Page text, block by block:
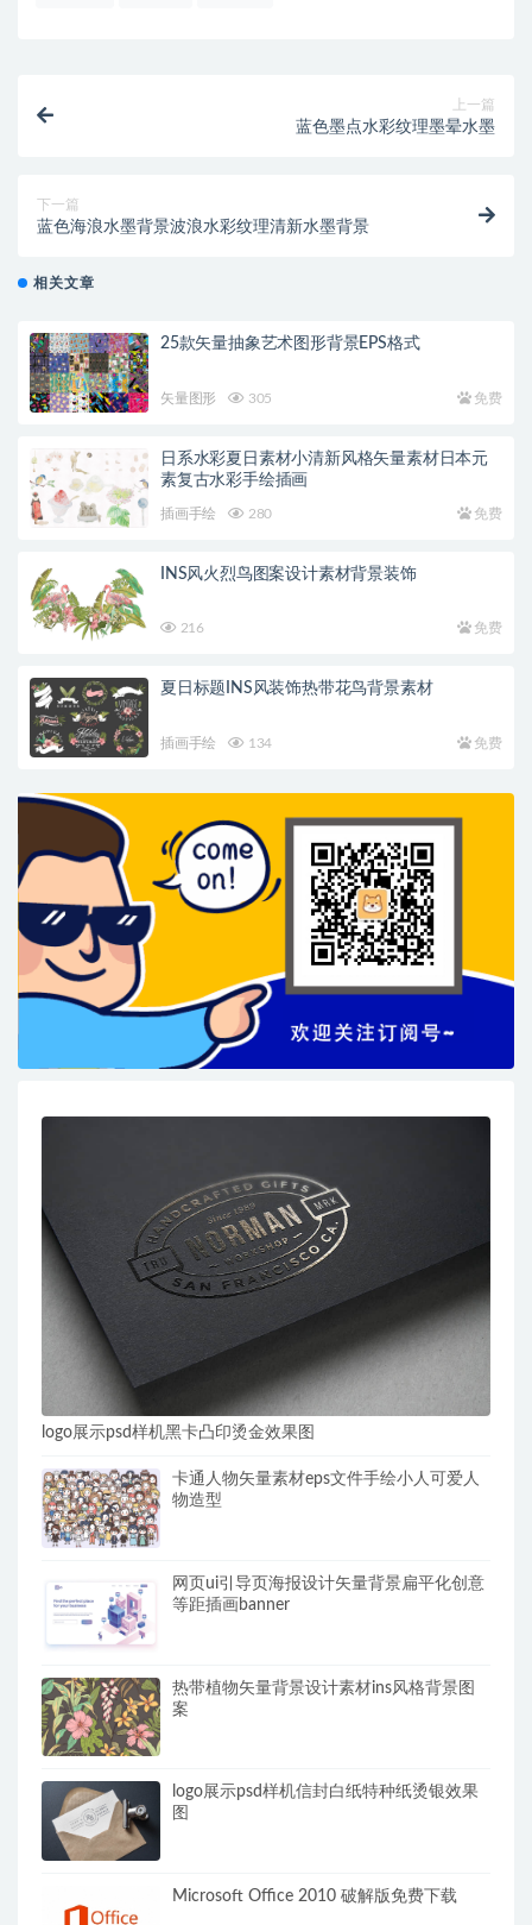
上一篇
蓝色墨点水彩纹理墨晕水墨
下一篇
蓝色海浪水墨背景波浪水彩纹理清新水墨背景
相关文章
25款矢量抽象艺术图形背景EPS格式
矢量图形 305 免费
日系水彩夏日素材小清新风格矢量素材日本元
素复古水彩手绘插画
插画手绘 280 免费
INS风火烈鸟图案设计素材背景装饰
216 免费
夏日标题INS风装饰热带花鸟背景素材
插画手绘 134 免费
logo展示psd样机黑卡凸印烫金效果图
卡通人物矢量素材eps文件手绘小人可爱人
物造型
网页ui引导页海报设计矢量背景扁平化创意
等距插画banner
热带植物矢量背景设计素材ins风格背景图
案
logo展示psd样机信封白纸特种纸烫银效果
图
Microsoft Office 2010 破解版免费下载